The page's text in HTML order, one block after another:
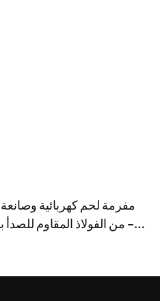
مفرمة لحم كهربائية